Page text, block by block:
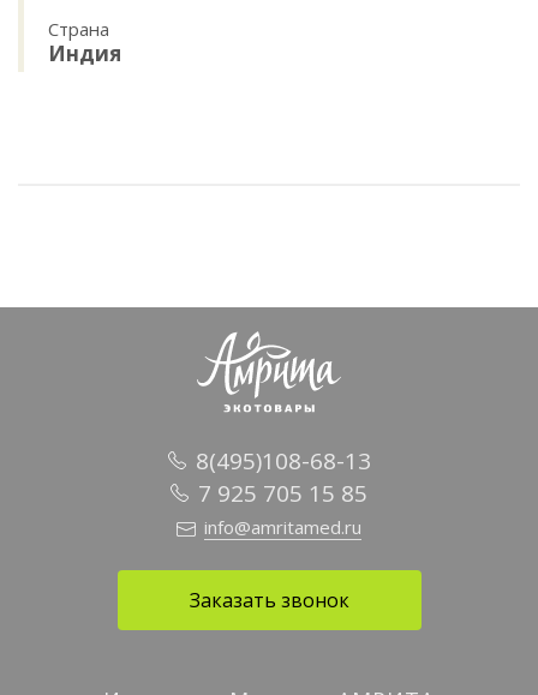
Страна
Индия
8(495)108-68-13
7 925 705 15 85
info@amritamed.ru
Заказать звонок